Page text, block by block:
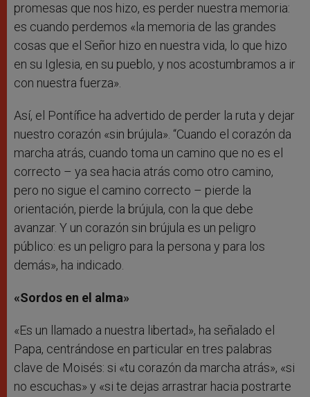
promesas que nos hizo, es perder nuestra memoria:
es cuando perdemos «la memoria de las grandes
cosas que el Señor hizo en nuestra vida, lo que hizo
en su Iglesia, en su pueblo, y nos acostumbramos a ir
con nuestra fuerza».
Así, el Pontífice ha advertido de perder la ruta y dejar
nuestro corazón «sin brújula». “Cuando el corazón da
marcha atrás, cuando toma un camino que no es el
correcto – ya sea hacia atrás como otro camino,
pero no sigue el camino correcto – pierde la
orientación, pierde la brújula, con la que debe
avanzar. Y un corazón sin brújula es un peligro
público: es un peligro para la persona y para los
demás», ha indicado.
«Sordos en el alma»
«Es un llamado a nuestra libertad», ha señalado el
Papa, centrándose en particular en tres palabras
clave de Moisés: si «tu corazón da marcha atrás», «si
no escuchas» y «si te dejas arrastrar hacia postrarte